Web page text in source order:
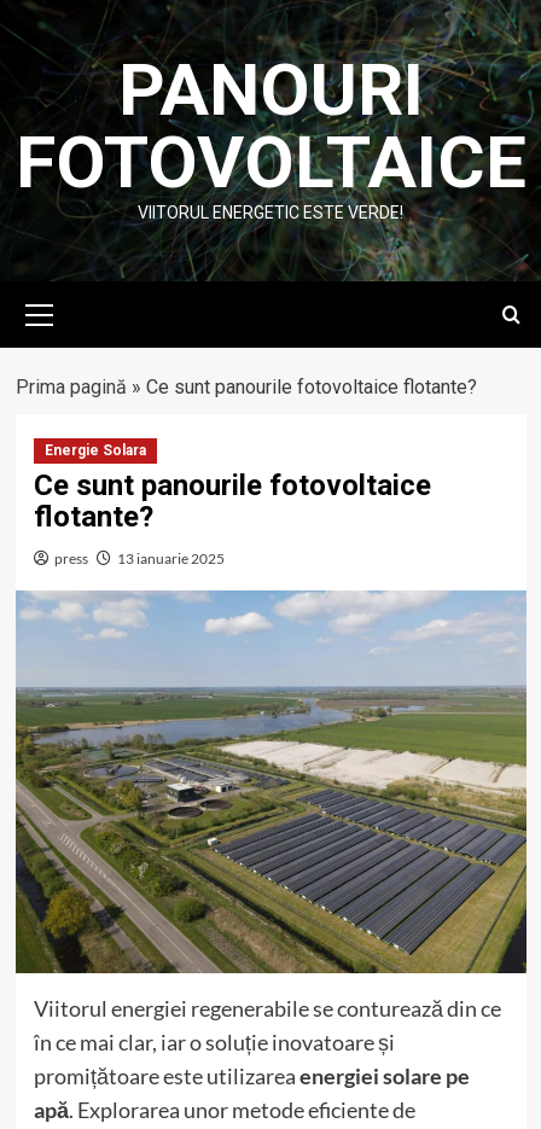
Skip
to
content
PANOURI
FOTOVOLTAICE
VIITORUL ENERGETIC ESTE VERDE!
Menu
Prima pagină » Ce sunt panourile fotovoltaice flotante?
Energie Solara
Ce sunt panourile fotovoltaice
flotante?
press 13 ianuarie 2025
Viitorul energiei regenerabile se conturează din ce
în ce mai clar, iar o soluție inovatoare și
promițătoare este utilizareaenergiei solare pe
apă. Explorarea unor metode eficiente de